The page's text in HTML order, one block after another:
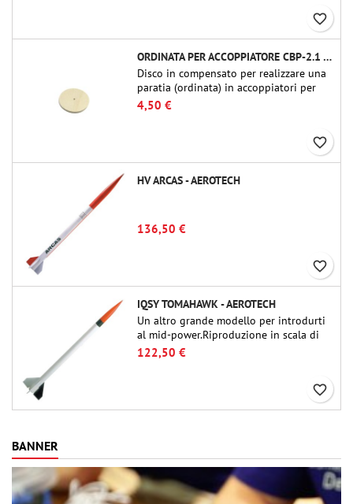
favorite_border
ORDINATA PER ACCOPPIATORE CBP-2.1 - PUBLIC MISSILES LTD.
Disco in compensato per realizzare una
paratia (ordinata) in accoppiatori per
tubi Public Missiles Ltd. da 54 mm (PT-
2.1 o QT-2.1)
4,50 €
favorite_border
HV ARCAS - AEROTECH
136,50 €
favorite_border
IQSY TOMAHAWK - AEROTECH
Un altro grande modello per introdurti
al mid-power.Riproduzione in scala di
un famoso razzo-sonda, dalle dimensioni
contenute e adatto per passare a kit di
122,50 €
favorite_border
BANNER